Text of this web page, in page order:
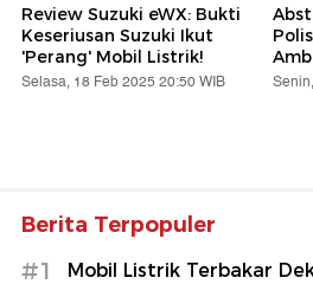
Review Suzuki eWX: Bukti
Keseriusan Suzuki Ikut
'Perang' Mobil Listrik!
Selasa, 18 Feb 2025 20:50 WIB
Berita Terpopuler
#1 Mobil Listrik Terbakar